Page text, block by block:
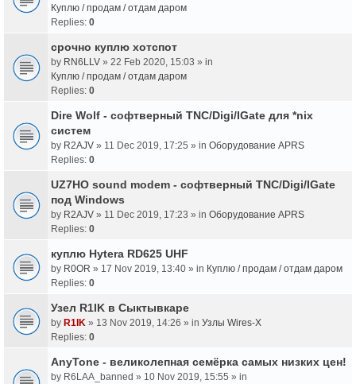
Куплю / продам / отдам даром
Replies: 0
срочно куплю хотспот
by RN6LLV » 22 Feb 2020, 15:03 » in
Куплю / продам / отдам даром
Replies: 0
Dire Wolf - cофтверный TNC/Digi/IGate для *nix
систем
by R2AJV » 11 Dec 2019, 17:25 » in Оборудование APRS
Replies: 0
UZ7HO sound modem - cофтверный TNC/Digi/IGate
под Windows
by R2AJV » 11 Dec 2019, 17:23 » in Оборудование APRS
Replies: 0
куплю Hytera RD625 UHF
by R0OR » 17 Nov 2019, 13:40 » in Куплю / продам / отдам даром
Replies: 0
Узел R1IK в Сыктывкаре
by R1IK » 13 Nov 2019, 14:26 » in Узлы Wires-X
Replies: 0
AnyTone - великолепная семёрка самых низких цен!
by R6LAA_banned » 10 Nov 2019, 15:55 » in